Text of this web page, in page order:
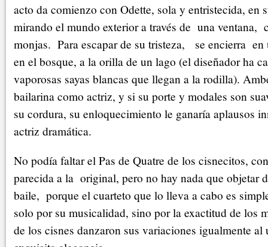
acto da comienzo con Odette, sola y entristecida, en
mirando el mundo exterior a través de una ventana,
monjas. Para escapar de su tristeza, se encierra en
en el bosque, a la orilla de un lago (el diseñador ha
vaporosas sayas blancas que llegan a la rodilla).
bailarina como actriz, y si su porte y modales son
su cordura, su enloquecimiento le ganaría aplausos
actriz dramática.
No podía faltar el Pas de Quatre de los cisnecitos,
parecida a la original, pero no hay nada que objetar
baile, porque el cuarteto que lo lleva a cabo es
solo por su musicalidad, sino por la exactitud de los
de los cisnes danzaron sus variaciones igualmente